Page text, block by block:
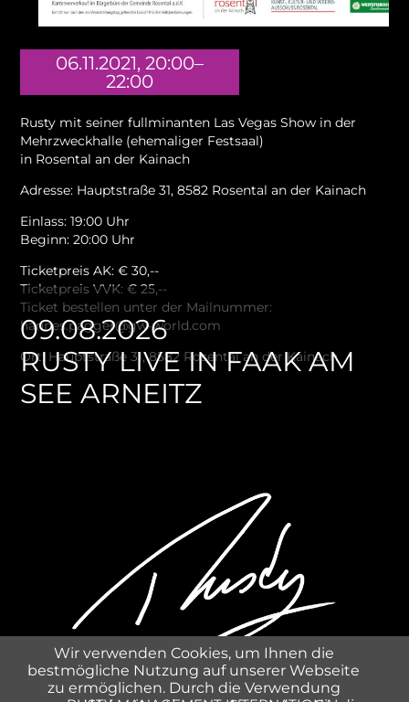
09.08.2026
RUSTY LIVE IN FAAK AM
SEE ARNEITZ
06.11.2021, 20:00–
22:00
Rusty mit seiner fullminanten Las Vegas Show in der
Mehrzweckhalle (ehemaliger Festsaal)
in Rosental an der Kainach
Adresse: Hauptstraße 31, 8582 Rosental an der Kainach
Einlass: 19:00 Uhr
Beginn: 20:00 Uhr
Ticketpreis AK: € 30,--
Ticketpreis VVK: € 25,--
Ticket bestellen unter der Mailnummer:
hannes.pagger@gw-world.com
Ort: Hauptstraße 31, 8582 Rosental an der Kainach
Wir verwenden Cookies, um Ihnen die
bestmögliche Nutzung auf unserer Webseite
zu ermöglichen. Durch die Verwendung